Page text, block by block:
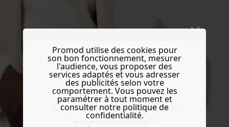
Do you want to be redirected to
www.promod.com ?
Promod utilise des cookies pour
son bon fonctionnement, mesurer
l'audience, vous proposer des
services adaptés et vous adresser
des publicités selon votre
comportement. Vous pouvez les
paramétrer à tout moment et
consulter notre politique de
confidentialité.